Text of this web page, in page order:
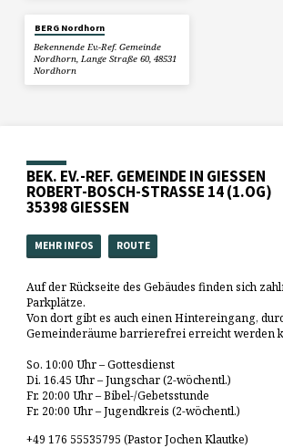
BERG Nordhorn
Bekennende Ev.-Ref. Gemeinde
Nordhorn, Lange Straße 60, 48531
Nordhorn
BEK. EV.-REF. GEMEINDE IN GIESSEN
ROBERT-BOSCH-STRASSE 14 (1.OG)
35398 GIESSEN
MEHR INFOS ROUTE
Auf der Rückseite des Gebäudes finden sich
Parkplätze.
Von dort gibt es auch einen Hintereingang,
Gemeinderäume barrierefrei erreicht werden
So. 10:00 Uhr – Gottesdienst
Di. 16.45 Uhr – Jungschar (2-wöchentl.)
Fr. 20:00 Uhr – Bibel-/Gebetsstunde
Fr. 20:00 Uhr – Jugendkreis (2-wöchentl.)
+49 176 55535795 (Pastor Jochen Klautke)